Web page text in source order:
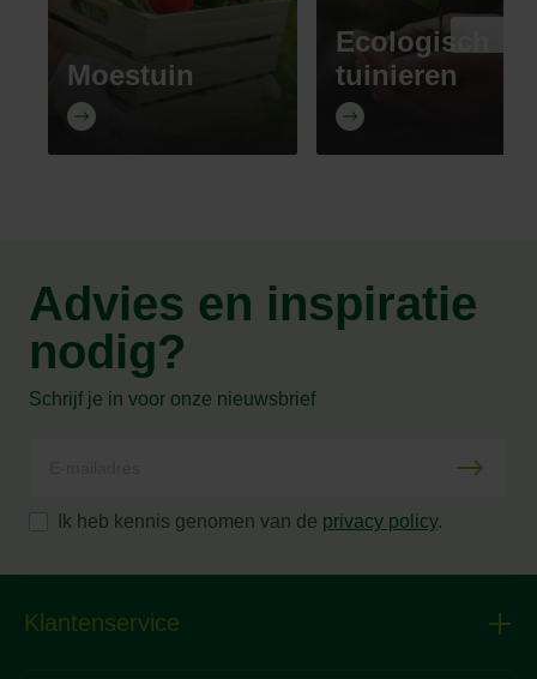
Moestuin
Ecologisch
tuinieren
Advies en inspiratie
nodig?
Schrijf je in voor onze nieuwsbrief
Ik heb kennis genomen van de privacy policy.
Klantenservice